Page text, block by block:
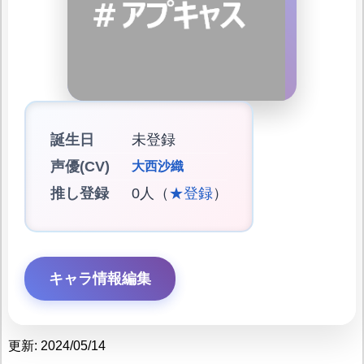
誕生日
未登録
声優(CV)
大西沙織
推し登録 0人（ ★登録）
キャラ情報編集
更新: 2024/05/14